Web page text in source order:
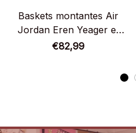
Baskets montantes Air
Jordan Eren Yeager et
Levi Ackerman –
€82,99